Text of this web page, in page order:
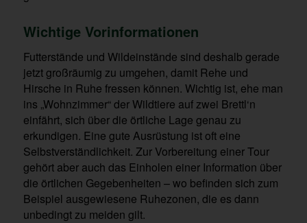
Wichtige Vorinformationen
Futterstände und Wildeinstände sind deshalb gerade
jetzt großräumig zu umgehen, damit Rehe und
Hirsche in Ruhe fressen können. Wichtig ist, ehe man
ins „Wohnzimmer“ der Wildtiere auf zwei Brettl‘n
einfährt, sich über die örtliche Lage genau zu
erkundigen. Eine gute Ausrüstung ist oft eine
Selbstverständlichkeit. Zur Vorbereitung einer Tour
gehört aber auch das Einholen einer Information über
die örtlichen Gegebenheiten – wo befinden sich zum
Beispiel ausgewiesene Ruhezonen, die es dann
unbedingt zu meiden gilt.